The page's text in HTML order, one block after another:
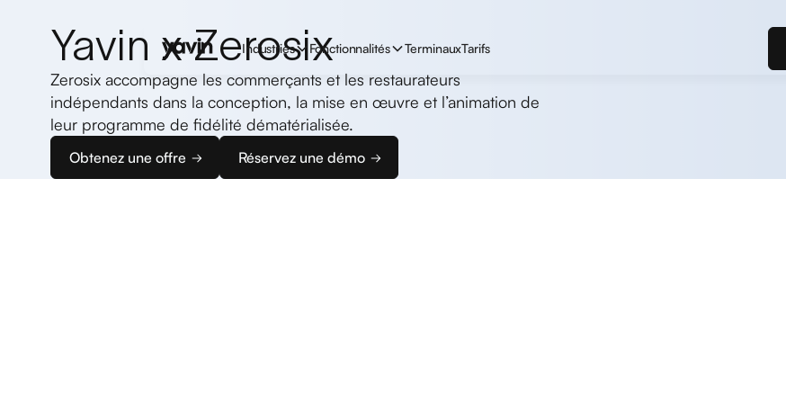
Industries Fonctionnalités TerminauxTarifs
Yavin x Zerosix
Zerosix accompagne les commerçants et les restaurateurs
indépendants dans la conception, la mise en œuvre et l’animation de
leur programme de fidélité dématérialisée.
Obtenez une offre Réservez une démo